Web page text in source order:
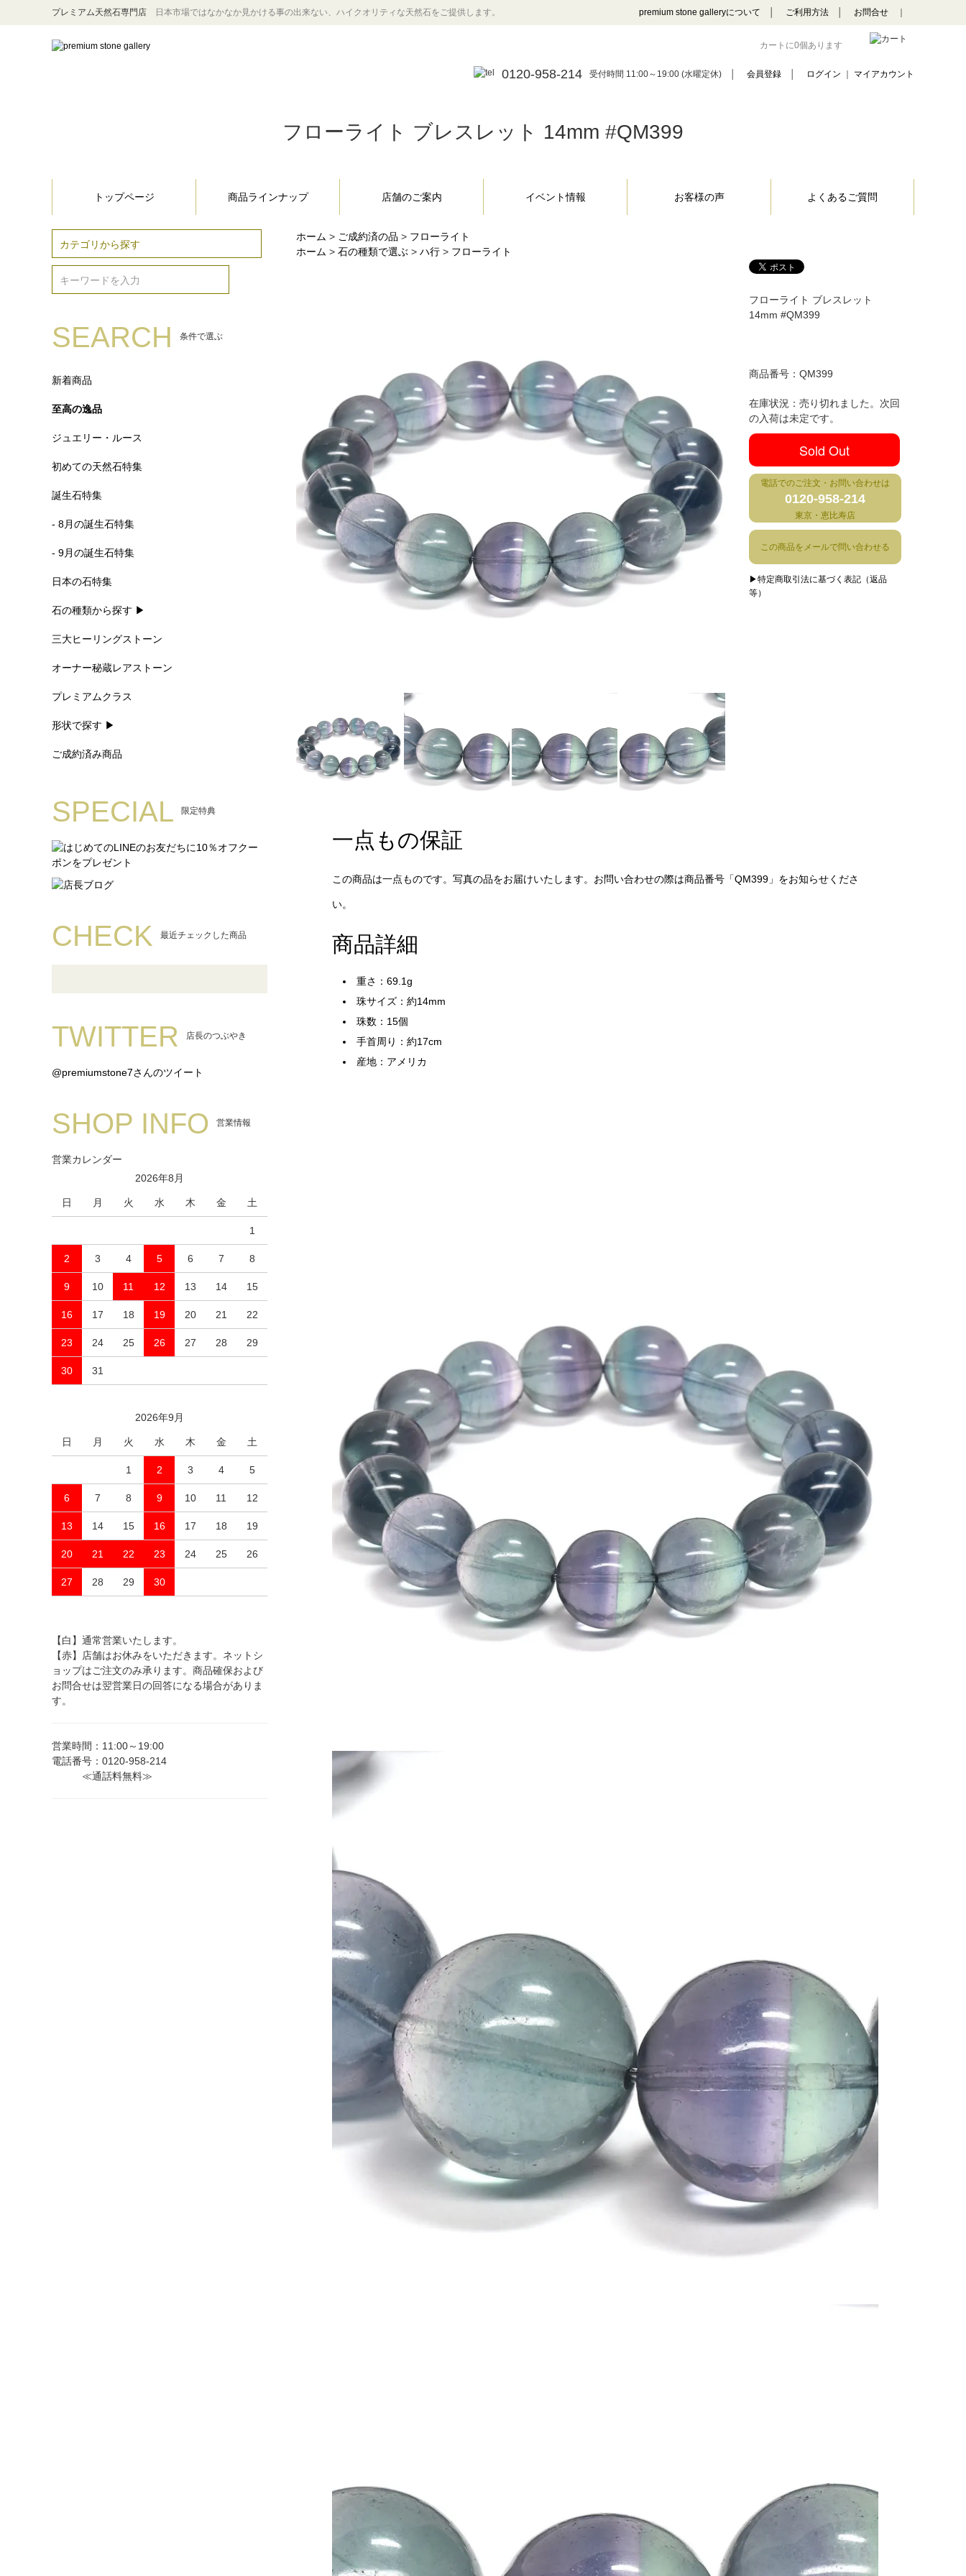
プレミアム天然石専門店 日本市場ではなかなか見かける事の出来ない、ハイクオリティな天然石をご提供します。 premium stone galleryについて ご利用方法 お問合せ
カートに0個あります
0120-958-214 受付時間 11:00～19:00 (水曜定休) 会員登録 ログイン ｜ マイアカウント
フローライト ブレスレット 14mm #QM399
トップページ 商品ラインナップ 店舗のご案内 イベント情報 お客様の声 よくあるご質問
SEARCH 条件で選ぶ
新着商品
至高の逸品
ジュエリー・ルース
初めての天然石特集
誕生石特集
- 8月の誕生石特集
- 9月の誕生石特集
日本の石特集
石の種類から探す ▶
三大ヒーリングストーン
オーナー秘蔵レアストーン
プレミアムクラス
形状で探す ▶
ご成約済み商品
SPECIAL 限定特典
CHECK 最近チェックした商品
TWITTER 店長のつぶやき
@premiumstone7さんのツイート
SHOP INFO 営業情報
営業カレンダー
2026年8月
日 月 火 水 木 金 土
1
2 3 4 5 6 7 8
9 10 11 12 13 14 15
16 17 18 19 20 21 22
23 24 25 26 27 28 29
30 31
2026年9月
日 月 火 水 木 金 土
1 2 3 4 5
6 7 8 9 10 11 12
13 14 15 16 17 18 19
20 21 22 23 24 25 26
27 28 29 30
【白】通常営業いたします。
【赤】店舗はお休みをいただきます。ネットシ
ョップはご注文のみ承ります。商品確保および
お問合せは翌営業日の回答になる場合がありま
す。
営業時間：11:00～19:00
電話番号：0120-958-214
≪通話料無料≫
ホーム > ご成約済の品 > フローライト
ホーム > 石の種類で選ぶ > ハ行 > フローライト
フローライト ブレスレット
14mm #QM399
商品番号： QM399
在庫状況：売り切れました。次回
の入荷は未定です。
Sold Out
電話でのご注文・お問い合わせは
0120-958-214
東京・恵比寿店
この商品をメールで問い合わせる
▶特定商取引法に基づく表記（返品
等）
一点もの保証
この商品は一点ものです。写真の品をお届けいたします。お問い合わせの際は商品番号「QM399」をお知らせくださ
い。
商品詳細
重さ：69.1g
珠サイズ：約14mm
珠数：15個
手首周り：約17cm
産地：アメリカ